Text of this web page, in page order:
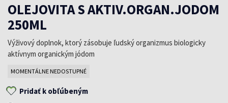
OLEJOVITA S AKTIV.ORGAN.JODOM
250ML
Výživový doplnok, ktorý zásobuje ľudský organizmus biologicky
aktívnym organickým jódom
MOMENTÁLNE NEDOSTUPNÉ
Pridať k obľúbeným